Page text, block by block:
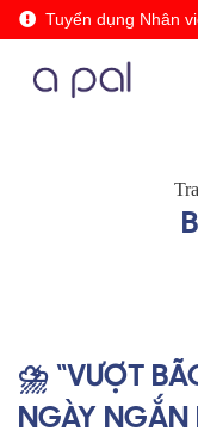
Tuyển dụng Nhân
⛈ “VƯỢT
NGÀY